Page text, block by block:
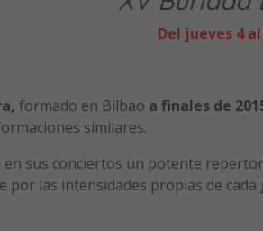
Del jueves 4
formado en Bilbao a finales de
similares.
sus conciertos un potente
por las intensidades propias de cada